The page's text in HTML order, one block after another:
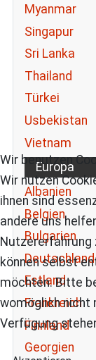
Myanmar
Singapur
Sri Lanka
Thailand
Türkei
Usbekistan
Vietnam
Europa
Albanien
Belgien
Bulgarien
Deutschland
Estland
Frankreich
Finnland
Georgien
Wir benutzen
Wir nutzen
ihnen sind
andere uns
Nutzererfahrung
können selbst
möchten. Bitte
womöglich nicht
Verfügung